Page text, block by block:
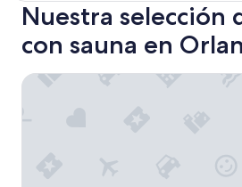
Nuestra selección
con sauna en
Kompose Boutique Resort at